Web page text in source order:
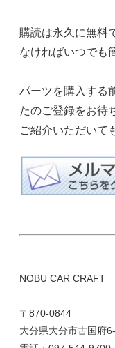
購読は永久に無料
なければいつでも
パーツを購入する
たのご登録をお待
ご紹介いただいて
NOBU CAR CRAFT
〒870-0844
大分県大分市古国府